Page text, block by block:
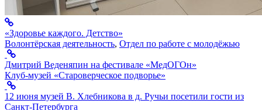
«Здоровье каждого. Детство»
Волонтёрская деятельность, Отдел по работе с молодёжью
Дмитрий Веденяпин на фестивале «МедОГОн»
Клуб-музей «Староверческое подворье»
12 июня музей В. Хлебникова в д. Ручьи посетили гости из
Санкт-Петербурга